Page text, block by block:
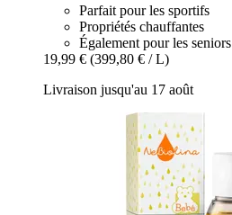
Parfait pour les sportifs
Propriétés chauffantes
Également pour les seniors
19,99 € (399,80 € / L)
Livraison jusqu'au 17 août